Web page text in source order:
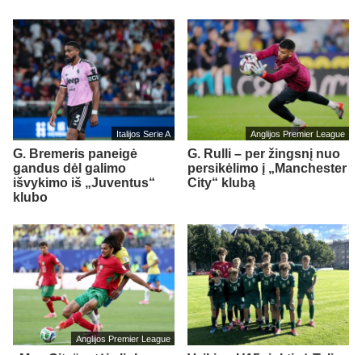
Italijos Serie A
G. Bremeris paneigė
gandus dėl galimo
išvykimo iš „Juventus“
klubo
Anglijos Premier League
G. Rulli – per žingsnį nuo
persikėlimo į „Manchester
City“ klubą
Anglijos Premier League